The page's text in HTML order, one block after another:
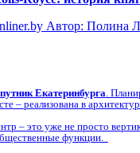
Автор: Полина
Екатеринбурга.
– реализована в
– это уже не просто
функции.